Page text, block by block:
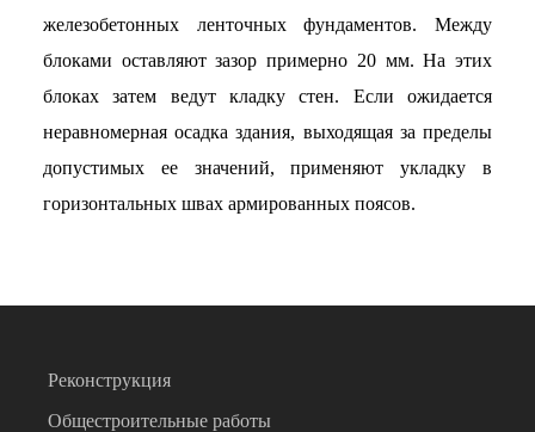
железобетонных ленточных фундаментов. Между
блоками оставляют зазор примерно 20 мм. На этих
блоках затем ведут кладку стен. Если ожидается
неравномерная осадка здания, выходящая за пределы
допустимых ее значений, применяют укладку в
горизонтальных швах армированных поясов.
Реконструкция
Общестроительные работы